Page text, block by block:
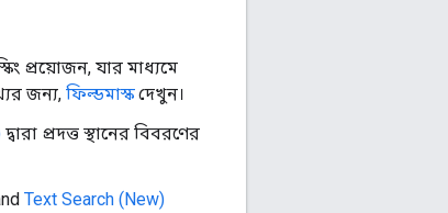
প্রয়োজন, যার মাধ্যমে
জন্য, ফিল্ডমাস্কদেখুন।
দ্বারা প্রদত্ত স্থানের বিবরণের
Text Search (New)